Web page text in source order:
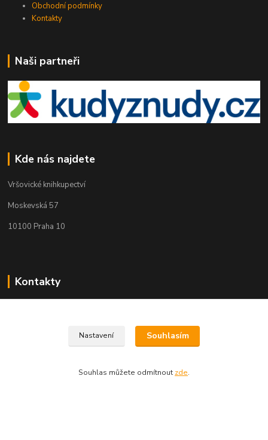
Obchodní podmínky
Kontakty
Naši partneři
Kde nás najdete
Vršovické knihkupectví
Moskevská 57
10100 Praha 10
Kontakty
(Po-Pá, 9-18 ,So 9-12)Nastavení Souhlasím
Souhlas můžete odmítnout zde.